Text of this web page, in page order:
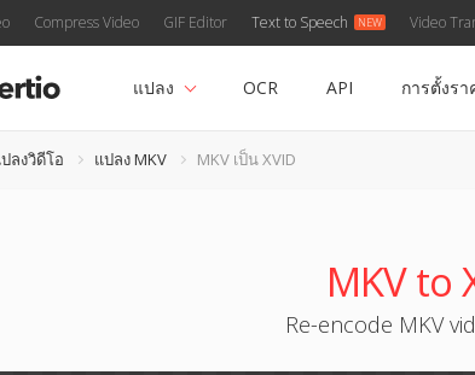
Compress Video GIF Editor Text to Speech Video
แปลง OCR API การตั้งรา
ลงวิดีโอ แปลง MKV MKV เป็น XVID
MKV to
Re-encode MKV